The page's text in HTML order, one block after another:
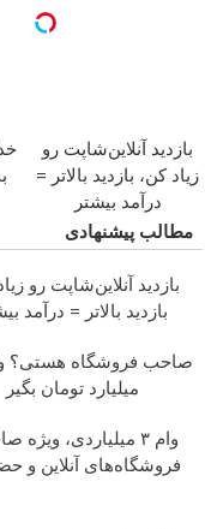
بازدید آنلاین‌شاپت رو
زیاد کن، بازدید بالاتر =
درآمد بیشتر
مطالب پیشنهادی
بازدید آنلاین‌شاپت رو
بازدید بالاتر = درآمد
میلیارد تومان بگیر
وام ۳ میلیاردی، ویژه
فروشگاه‌های آنلاین و